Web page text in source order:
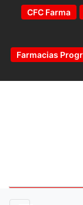
CFC Farma
Farmacias